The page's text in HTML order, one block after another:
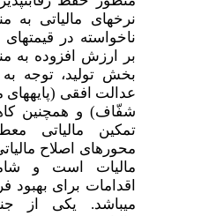
نرخ­های مالیاتی به
ناخواسته در
بر ارزش افزوده به
بخش تولید، توجه
عدالت افقی (پایه­های
شفّاف) و همچنین
تمکین مالیاتی
محورهای اصلاح
مالیات است و
اقدامات برای بهبود
می­باشد. یکی از